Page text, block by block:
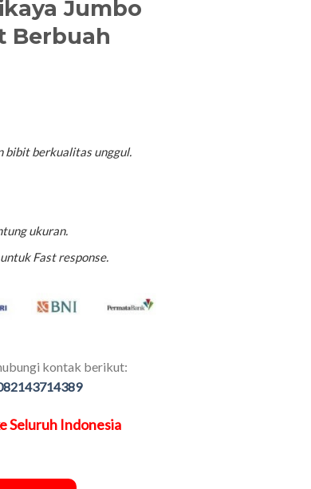
Jumbo
Berbuah
bibit berkualitas unggul.
ukuran.
Fast response.
kontak berikut:
Seluruh Indonesia